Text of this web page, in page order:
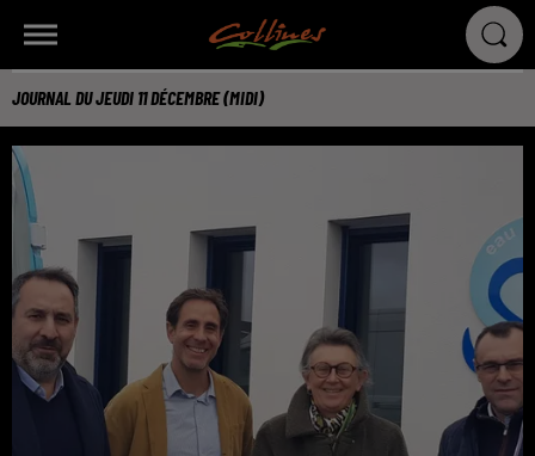
JOURNAL DU JEUDI 11 DÉCEMBRE (MIDI)